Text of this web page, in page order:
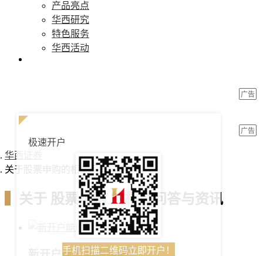
产品亮点
华西研究
特色服务
华西活动
广告
广告
极速开户
手机扫描二维码立即开户！
华西证券
关于股票申购的相关问答与资讯
关于 股票申购 的相关问答与资讯